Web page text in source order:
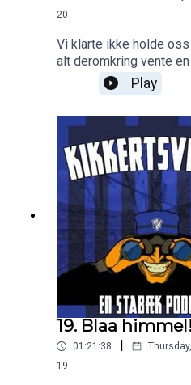
20
Vi klarte ikke holde
alt deromkring vente
stjerner, hyllester osv!
Play
19. Blaa himmel!
01:21:38
19